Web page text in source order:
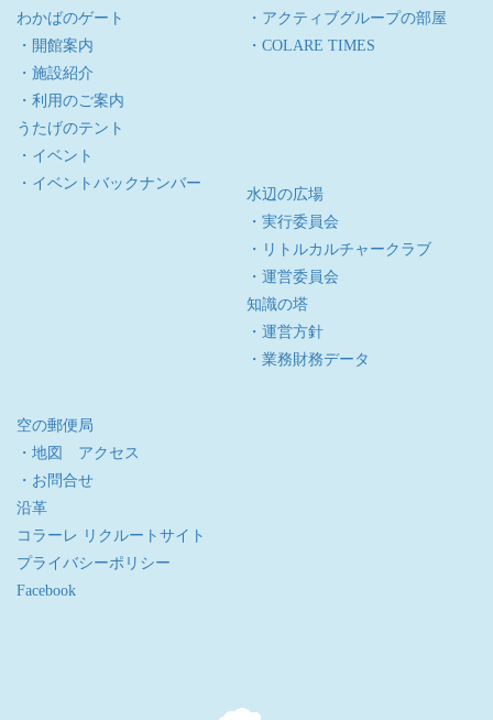
わかばのゲート
・開館案内
・施設紹介
・利用のご案内
うたげのテント
・イベント
・イベントバックナンバー
・アクティブグループの部屋
・COLARE TIMES
水辺の広場
・実行委員会
・リトルカルチャークラブ
・運営委員会
知識の塔
・運営方針
・業務財務データ
空の郵便局
・地図 アクセス
・お問合せ
沿革
コラーレ リクルートサイト
プライバシーポリシー
Facebook